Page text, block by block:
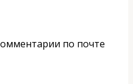
по почте